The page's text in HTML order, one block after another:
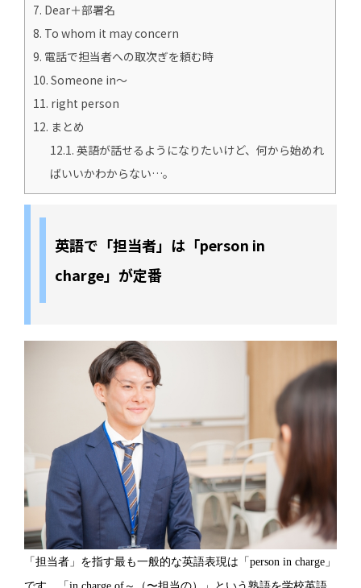
7. Dear＋部署名
8. To whom it may concern
9. 電話で担当者への取次ぎを頼む時
10. Someone in～
11. right person
12. まとめ
12.1. 英語が話せるようになりたいけど、何から始めれ
ばいいかわからない…。
英語で「担当者」は「person in
charge」が定番
「担当者」を指す最も一般的な英語表現は「person in charge」
です。「in charge of～（〜担当の）」という熟語を学校英語